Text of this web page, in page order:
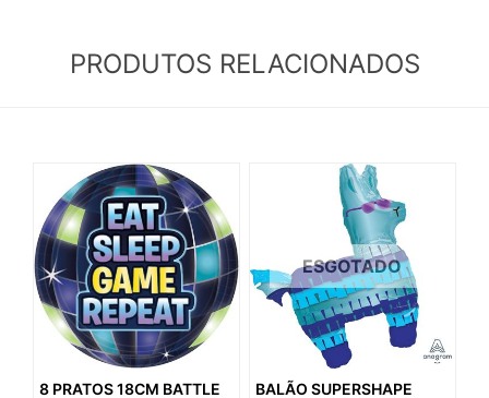
PRODUTOS RELACIONADOS
8 PRATOS 18CM BATTLE
ESGOTADO
BALÃO SUPERSHAPE